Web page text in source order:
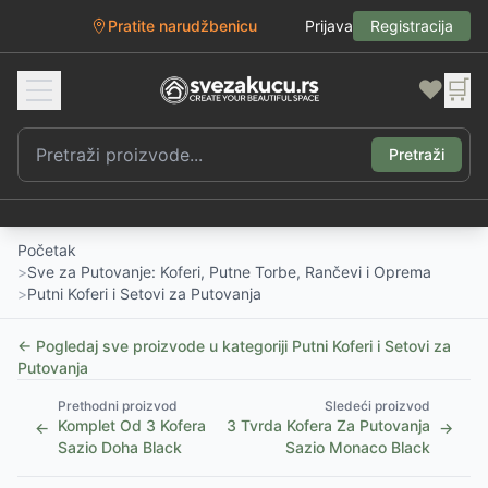
Pratite narudžbenicu Prijava Registracija
❤️ 🛒
Pretraži
Početak
>Sve za Putovanje: Koferi, Putne Torbe, Rančevi i Oprema
>Putni Koferi i Setovi za Putovanja
← Pogledaj sve proizvode u kategoriji Putni Koferi i Setovi za
Putovanja
←
Prethodni proizvod
Komplet Od 3 Kofera
Sazio Doha Black
Sledeći proizvod
3 Tvrda Kofera Za Putovanja
Sazio Monaco Black
→